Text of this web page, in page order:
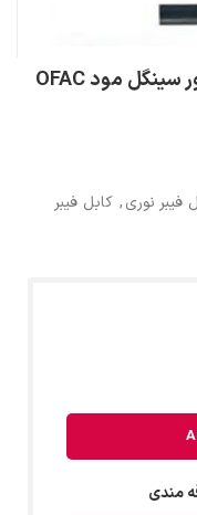
فیبر نوری, کابل فیبر
مندی